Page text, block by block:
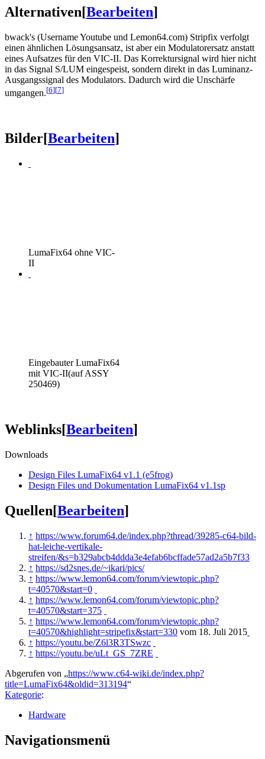
Alternativen[Bearbeiten]
bwack's (Username Youtube und Lemon64.com) Stripfix verfolgt
einen ähnlichen Lösungsansatz, ist aber ein Modulatorersatz anstatt
eines Aufsatzes für den VIC-II. Das Korrektursignal wird hier nicht
in das Signal S/LUM eingespeist, sondern direkt in das Luminanz-
Ausgangssignal des Modulators. Dadurch wird die Unschärfe
umgangen.[6][7]
Bilder[Bearbeiten]
LumaFix64 ohne VIC-
II
Eingebauter LumaFix64
mit VIC-II(auf ASSY
250469)
Weblinks[Bearbeiten]
Downloads
Design Files LumaFix64 v1.1 (e5frog)
Design Files und Dokumentation LumaFix64 v1.1sp
Quellen[Bearbeiten]
↑ https://www.forum64.de/index.php?thread/39285-c64-bild-
hat-leiche-vertikale-
streifen/&s=b329abcb4ddda3e4efab6bcffade57ad2a5b7f33
↑ https://sd2snes.de/~ikari/pics/
↑ https://www.lemon64.com/forum/viewtopic.php?
t=40570&start=0
↑ https://www.lemon64.com/forum/viewtopic.php?
t=40570&start=375
↑ https://www.lemon64.com/forum/viewtopic.php?
t=40570&highlight=stripefix&start=330 vom 18. Juli 2015
↑ https://youtu.be/Z6l3R3TSwzc
↑ https://youtu.be/uLt_GS_7ZRE
Abgerufen von „https://www.c64-wiki.de/index.php?
title=LumaFix64&oldid=313194“
Kategorie:
Hardware
Navigationsmenü